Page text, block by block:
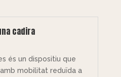
cadira
és un dispositiu que
mobilitat reduïda a